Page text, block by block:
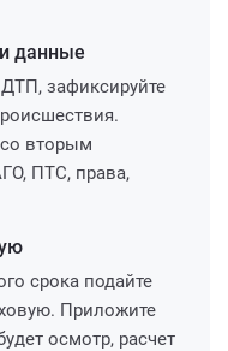
данные
зафиксируйте
вторым
ПТС, права,
срока подайте
Приложите
осмотр, расчет